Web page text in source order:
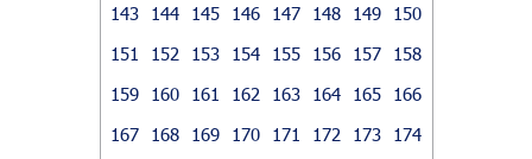
143
144 145 146 147 148 149
150
151
152 153 154 155 156 157
158
159
160 161 162 163 164 165
166
167
168 169 170 171 172 173
174